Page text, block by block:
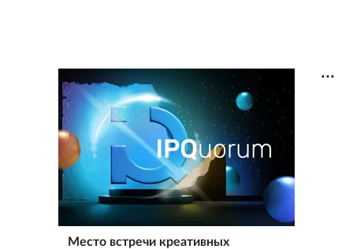
Место встречи креативных